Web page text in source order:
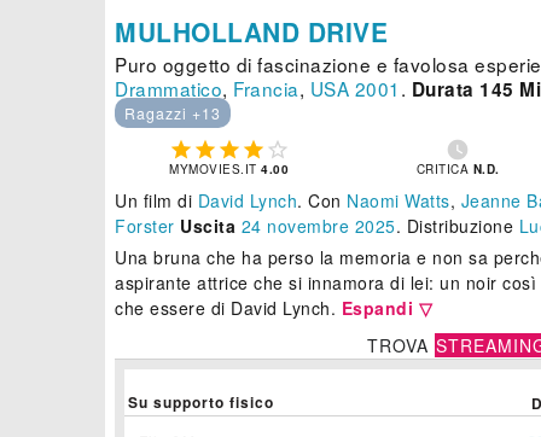
MULHOLLAND DRIVE
Puro oggetto di fascinazione e favolosa
Drammatico, Francia, USA 2001 . Durata 145
Ragazzi +13
    
MYMOVIES.IT4.00

CRITICA N.D.
Un film di David Lynch. Con Naomi Watts, Jeanne
Forster Uscita 24 novembre 2025. Distribuzione
Una bruna che ha perso la memoria e non sa
aspirante attrice che si innamora di lei: un noir
che essere di David Lynch. Espandi ▽
TROVA
Su supporto fisico